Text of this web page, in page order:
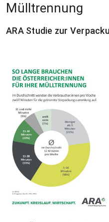
Mülltrennung
ARA Studie zur